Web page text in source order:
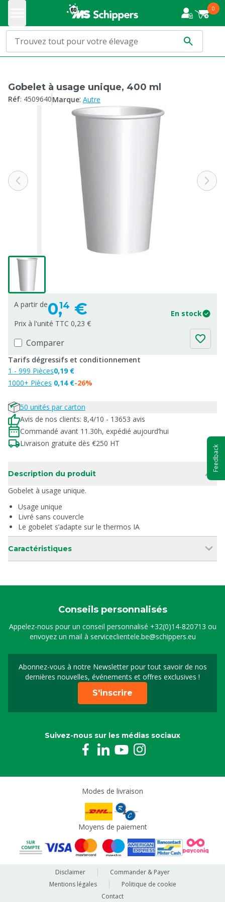
0
Gobelet à usage unique, 400 ml
Réf: 4509640Marque: Autre
A partir de0,14 €
En stock
Prix à l'unité TTC 0,23 €
Comparer
Tarifs dégressifs et conditionnement
1 - 999 Pièces
1000+ Pièces
0,19 €
0,14 €-26%
50 unités par carton
Avis de nos clients: 8,4/10 - 13653 avis
Commandé avant 11.30h, expédié aujourd’hui
Livraison gratuite dès €250 HT
Description du produit
Gobelet à usage unique.
Usage unique
Livré sans couvercle
Le gobelet s’adapte sur le thermos IA
Caractéristiques
Conseils personnalisés
Appelez-nous pour un conseil personnalisé +32(0)14-820713 ou
envoyez un mail à serviceclientele.be@schippers.eu
Abonnez-vous à notre Newsletter pour tout savoir de nos
dernières nouvelles, événements et offres exclusives !
Inscrivez-vous à notre
S'inscrire
Suivez-nous sur les médias sociaux
Modes de livraison
Moyens de paiement
Disclaimer
Commander & Payer
Mentions légales
Politique de cookie
Contact
Feedback